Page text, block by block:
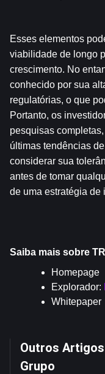
Esses elementos
viabilidade de longo
crescimento. No
conhecido por sua
regulatórias, o que
Portanto, os
pesquisas
últimas tendências
considerar sua
antes de tomar
de uma estratégia de
Saiba mais sobre
Homepage
Explorador:
Whitepaper
Outros
Grupo